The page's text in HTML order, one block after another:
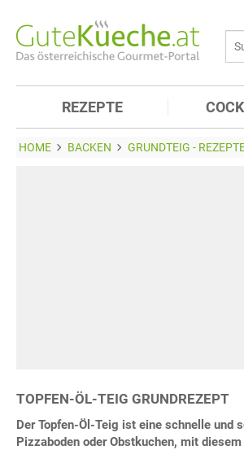
REZEPTE
HOME BACKEN GRUNDTEIG -
TOPFEN-ÖL-TEIG GRUNDREZEPT
Der Topfen-Öl-Teig ist eine schnelle und
Pizzaboden oder Obstkuchen, mit